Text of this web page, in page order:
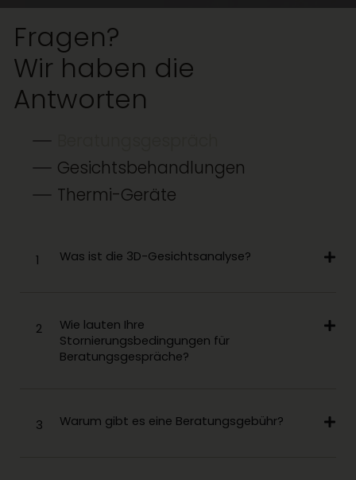
Fragen?
Wir haben die
Antworten
Gesichtsbehandlungen
Thermi-Geräte
1 Was ist die 3D-Gesichtsanalyse?
2
Wie lauten Ihre
Stornierungsbedingungen für
Beratungsgespräche?
3 Warum gibt es eine Beratungsgebühr?